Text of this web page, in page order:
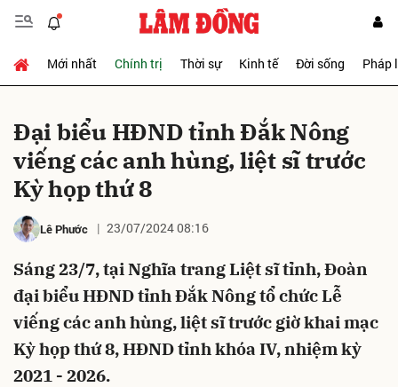
Mới nhất Chính trị Thời sự Kinh tế Đời sống Pháp
Đại biểu HĐND tỉnh Đắk Nông
viếng các anh hùng, liệt sĩ trước
Kỳ họp thứ 8
Lê Phước 23/07/2024 08:16
Sáng 23/7, tại Nghĩa trang Liệt sĩ tỉnh, Đoàn
đại biểu HĐND tỉnh Đắk Nông tổ chức Lễ
viếng các anh hùng, liệt sĩ trước giờ khai mạc
Kỳ họp thứ 8, HĐND tỉnh khóa IV, nhiệm kỳ
2021 - 2026.
Gửi bình luận
Hủy Gửi